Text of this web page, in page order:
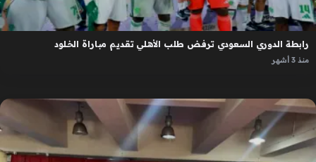
رابطة الدوري السعودي ترفض طلب الأهلي تقديم مباراة الخلود
منذ 3 أشهر